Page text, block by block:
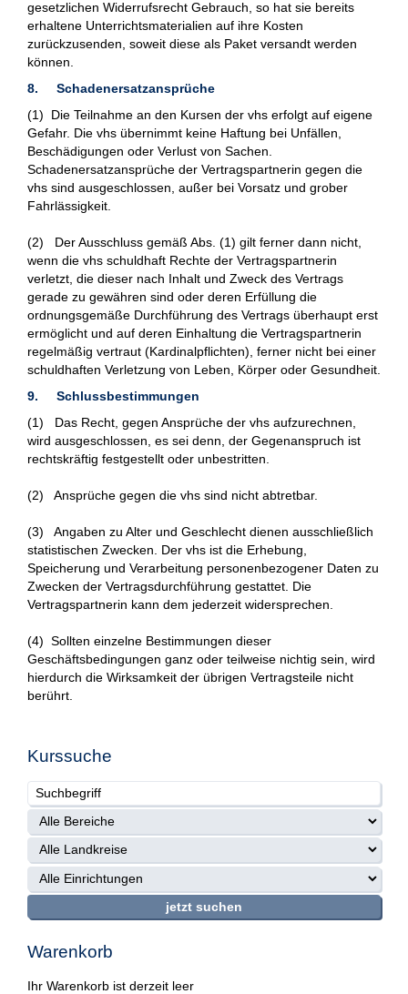
gesetzlichen Widerrufsrecht Gebrauch, so hat sie bereits
erhaltene Unterrichtsmaterialien auf ihre Kosten
zurückzusenden, soweit diese als Paket versandt werden
können.
8. Schadenersatzansprüche
(1) Die Teilnahme an den Kursen der vhs erfolgt auf eigene
Gefahr. Die vhs übernimmt keine Haftung bei Unfällen,
Beschädigungen oder Verlust von Sachen.
Schadenersatzansprüche der Vertragspartnerin gegen die
vhs sind ausgeschlossen, außer bei Vorsatz und grober
Fahrlässigkeit.
(2) Der Ausschluss gemäß Abs. (1) gilt ferner dann nicht,
wenn die vhs schuldhaft Rechte der Vertragspartnerin
verletzt, die dieser nach Inhalt und Zweck des Vertrags
gerade zu gewähren sind oder deren Erfüllung die
ordnungsgemäße Durchführung des Vertrags überhaupt erst
ermöglicht und auf deren Einhaltung die Vertragspartnerin
regelmäßig vertraut (Kardinalpflichten), ferner nicht bei einer
schuldhaften Verletzung von Leben, Körper oder Gesundheit.
9. Schlussbestimmungen
(1) Das Recht, gegen Ansprüche der vhs aufzurechnen,
wird ausgeschlossen, es sei denn, der Gegenanspruch ist
rechtskräftig festgestellt oder unbestritten.
(2) Ansprüche gegen die vhs sind nicht abtretbar.
(3) Angaben zu Alter und Geschlecht dienen ausschließlich
statistischen Zwecken. Der vhs ist die Erhebung,
Speicherung und Verarbeitung personenbezogener Daten zu
Zwecken der Vertragsdurchführung gestattet. Die
Vertragspartnerin kann dem jederzeit widersprechen.
(4) Sollten einzelne Bestimmungen dieser
Geschäftsbedingungen ganz oder teilweise nichtig sein, wird
hierdurch die Wirksamkeit der übrigen Vertragsteile nicht
berührt.
Kurssuche
Warenkorb
Ihr Warenkorb ist derzeit leer